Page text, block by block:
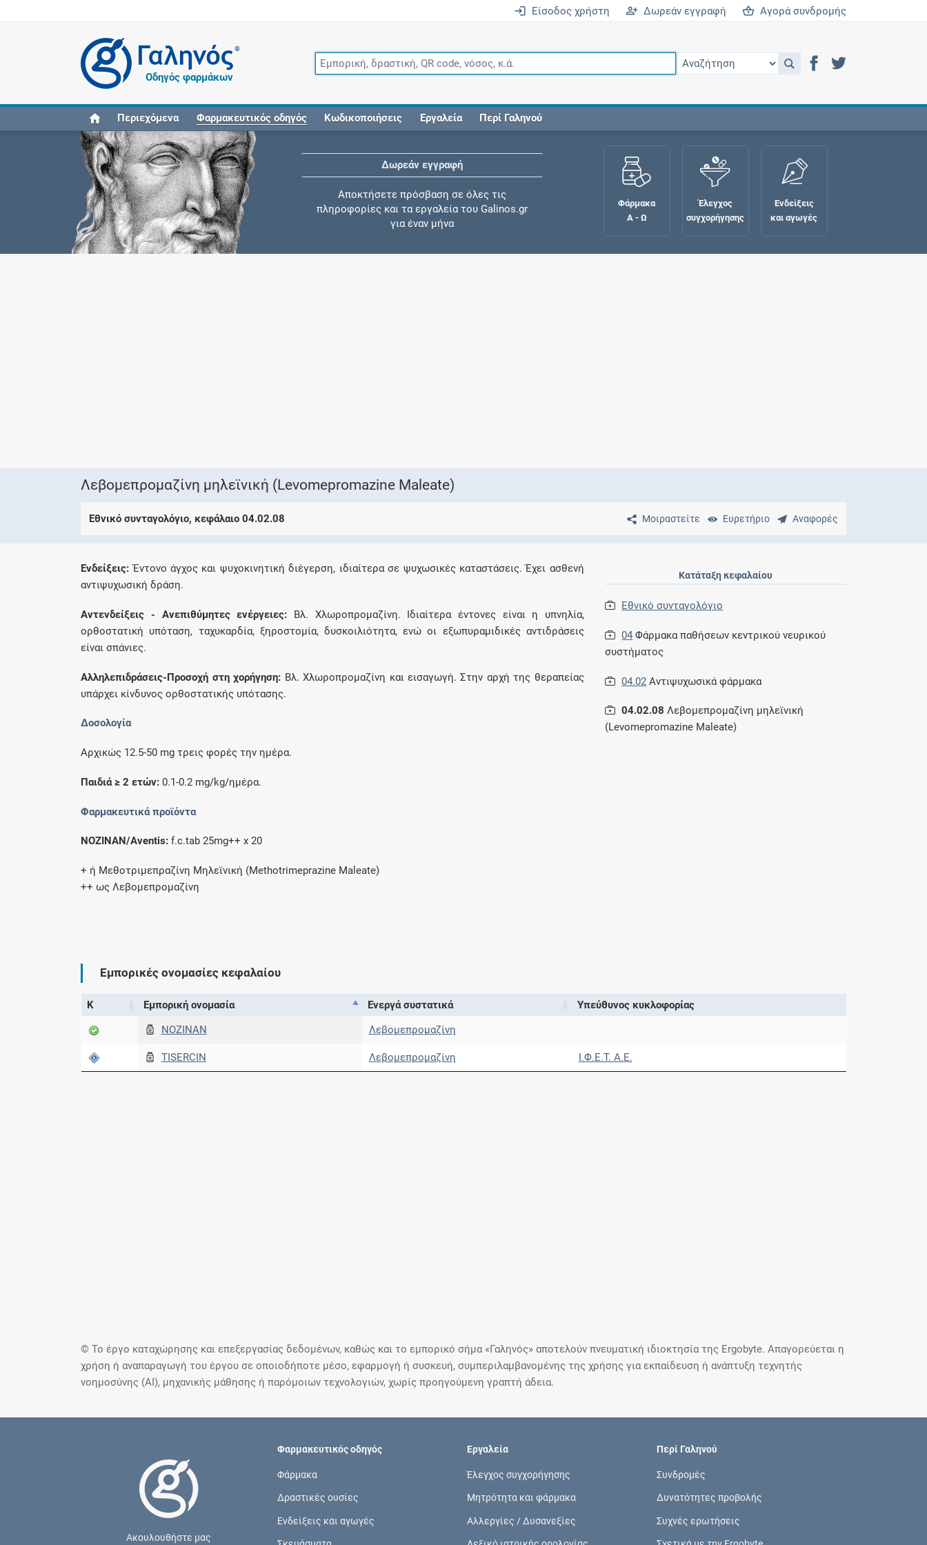
Είσοδος χρήστη Δωρεάν εγγραφή Αγορά συνδρομής
®
Οδηγός φαρμάκων
Περιεχόμενα Φαρμακευτικός οδηγός Κωδικοποιήσεις Εργαλεία Περί Γαληνού
Δωρεάν εγγραφή
Αποκτήσετε πρόσβαση σε όλες τις
πληροφορίες και τα εργαλεία του Galinos.gr
για έναν μήνα
Ενημερωθείτε για την ασφάλεια χορήγησης
Φάρμακα
Α - Ω
Έλεγχος
συγχορήγησης
Ενδείξεις
και αγωγές
Λεβομεπρομαζίνη μηλεϊνική (Levomepromazine Maleate)
Μοιραστείτε Ευρετήριο Αναφορές
Εθνικό συνταγολόγιο, κεφάλαιο 04.02.08
Eνδείξεις: Έντονο άγχος και ψυχοκινητική διέγερση, ιδιαίτερα σε ψυχωσικές καταστάσεις. Έχει ασθενή
αντιψυχωσική δράση.
Aντενδείξεις - Aνεπιθύμητες ενέργειες: Bλ. Xλωροπρομαζίνη. Iδιαίτερα έντονες είναι η υπνηλία,
ορθοστατική υπόταση, ταχυκαρδία, ξηροστομία, δυσκοιλιότητα, ενώ οι εξωπυραμιδικές αντιδράσεις
είναι σπάνιες.
Aλληλεπιδράσεις-Προσοχή στη χορήγηση: Bλ. Xλωροπρομαζίνη και εισαγωγή. Στην αρχή της θεραπείας
υπάρχει κίνδυνος ορθοστατικής υπότασης.
Δοσολογία
Aρχικώς 12.5-50 mg τρεις φορές την ημέρα.
Παιδιά ≥ 2 ετών: 0.1-0.2 mg/kg/ημέρα.
Φαρμακευτικά προϊόντα
NOZINAN/Aventis: f.c.tab 25mg++ x 20
+ ή Mεθοτριμεπραζίνη Mηλεϊνική (Methotrimeprazine Maleate)
++ ως Λεβομεπρομαζίνη
Κατάταξη κεφαλαίου
Εθνικό συνταγολόγιο
04 Φάρμακα παθήσεων κεντρικού νευρικού
συστήματος
04.02 Αντιψυχωσικά φάρμακα
04.02.08 Λεβομεπρομαζίνη μηλεϊνική
(Levomepromazine Maleate)
Εμπορικές ονομασίες κεφαλαίου
Κ Εμπορική ονομασία Ενεργά συστατικά
Υπεύθυνος κυκλοφορίας
NOZINAN
Λεβομεπρομαζίνη
TISERCIN Λεβομεπρομαζίνη Ι.Φ.Ε.Τ. A.E.
© Το έργο καταχώρησης και επεξεργασίας δεδομένων, καθώς και το εμπορικό σήμα «Γαληνός» αποτελούν πνευματική ιδιοκτησία της Ergobyte. Απαγορεύεται η
χρήση ή αναπαραγωγή του έργου σε οποιοδήποτε μέσο, εφαρμογή ή συσκευή, συμπεριλαμβανομένης της χρήσης για εκπαίδευση ή ανάπτυξη τεχνητής
νοημοσύνης (AI), μηχανικής μάθησης ή παρόμοιων τεχνολογιών, χωρίς προηγούμενη γραπτή άδεια.
Ακουλουθήστε μας
Φαρμακευτικός οδηγός
Φάρμακα
Δραστικές ουσίες
Ενδείξεις και αγωγές
Εργαλεία
Έλεγχος συγχορήγησης
Μητρότητα και φάρμακα
Αλλεργίες / Δυσανεξίες
Περί Γαληνού
Συνδρομές
Δυνατότητες προβολής
Συχνές ερωτήσεις